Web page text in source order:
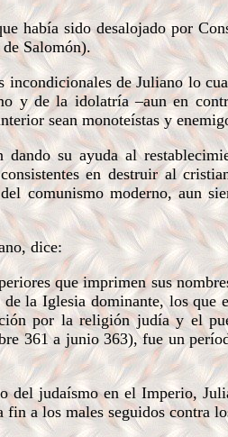
había sido desalojado por
Salomón).
de Juliano lo
y de la idolatría –aun en
sean monoteístas y
su ayuda al
en destruir al
comunismo moderno, aun
dice:
que imprimen sus
la Iglesia dominante, los
por la religión judía y el
361 a junio 363), fue un
judaísmo en el Imperio,
a los males seguidos contra